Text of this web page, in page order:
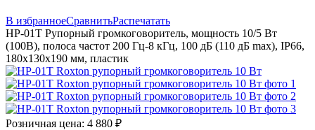
В избранноеСравнитьРаспечатать
HP-01T Рупорный громкоговоритель, мощность 10/5 Вт
(100В), полоса частот 200 Гц-8 кГц, 100 дБ (110 дБ max), IP66,
180х130х190 мм, пластик
Розничная цена: 4 880 ₽